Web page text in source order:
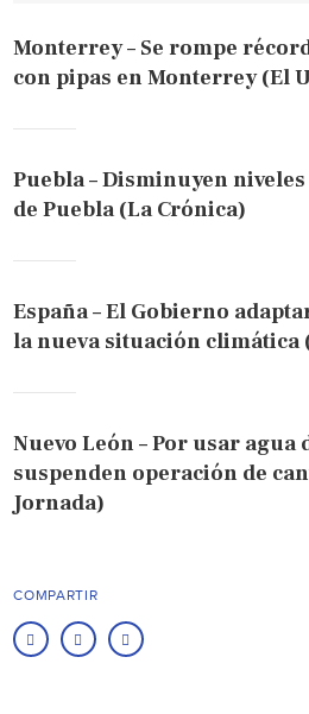
Monterrey – Se rompe
con pipas en Monterrey (El
Puebla – Disminuyen
de Puebla (La Crónica)
España – El Gobierno
la nueva situación climática
Nuevo León – Por usar
suspenden operación de
Jornada)
COMPARTIR